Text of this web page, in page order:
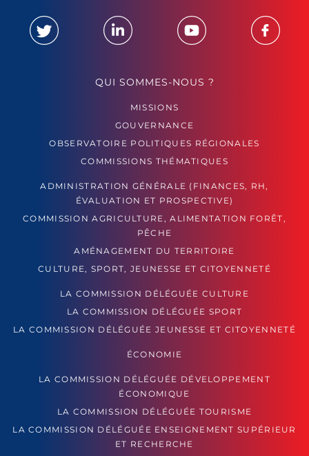
QUI SOMMES-NOUS ?
MISSIONS
GOUVERNANCE
OBSERVATOIRE POLITIQUES RÉGIONALES
COMMISSIONS THÉMATIQUES
ADMINISTRATION GÉNÉRALE (FINANCES, RH,
ÉVALUATION ET PROSPECTIVE)
COMMISSION AGRICULTURE, ALIMENTATION FORÊT,
PÊCHE
AMÉNAGEMENT DU TERRITOIRE
CULTURE, SPORT, JEUNESSE ET CITOYENNETÉ
LA COMMISSION DÉLÉGUÉE CULTURE
LA COMMISSION DÉLÉGUÉE SPORT
LA COMMISSION DÉLÉGUÉE JEUNESSE ET CITOYENNETÉ
ÉCONOMIE
LA COMMISSION DÉLÉGUÉE DÉVELOPPEMENT
ÉCONOMIQUE
LA COMMISSION DÉLÉGUÉE TOURISME
LA COMMISSION DÉLÉGUÉE ENSEIGNEMENT SUPÉRIEUR
ET RECHERCHE